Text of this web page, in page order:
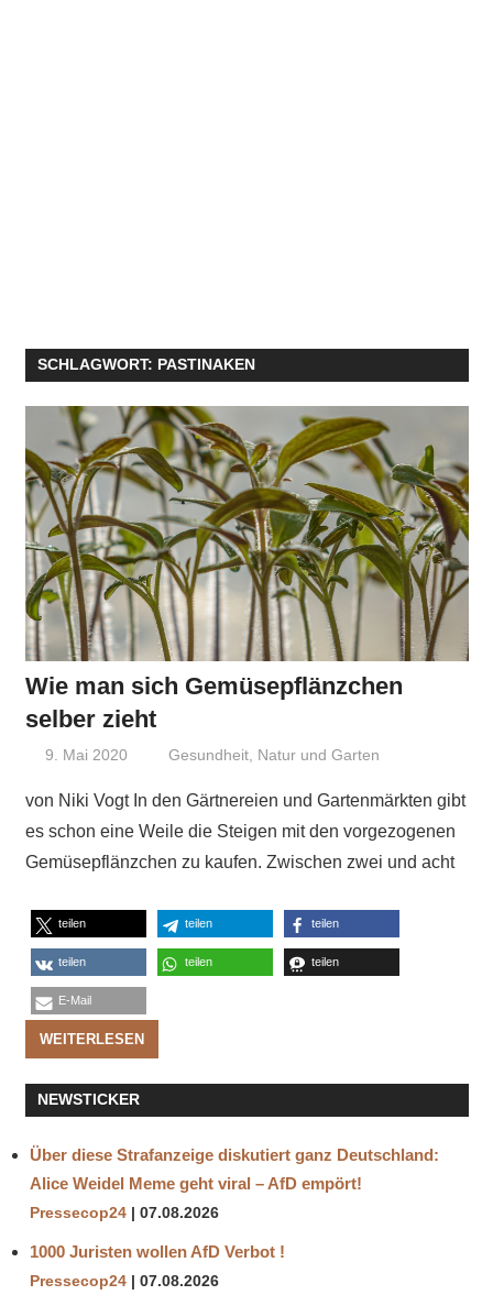
SCHLAGWORT: PASTINAKEN
Wie man sich Gemüsepflänzchen
selber zieht
9. Mai 2020 Niki Vogt
Gesundheit Natur und Garten
von Niki Vogt In den Gärtnereien und Gartenmärkten gibt
es schon eine Weile die Steigen mit den vorgezogenen
Gemüsepflänzchen zu kaufen. Zwischen zwei und acht
teilen teilen teilen
teilen teilen teilen
E-Mail
WEITERLESEN
NEWSTICKER
Über diese Strafanzeige diskutiert ganz Deutschland:
Alice Weidel Meme geht viral – AfD empört!
Pressecop24 07.08.2026
1000 Juristen wollen AfD Verbot !
Pressecop24 07.08.2026